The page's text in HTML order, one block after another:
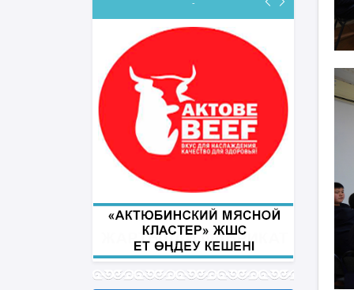
ФИҚҺ ДӘРІСТЕРІ
Нұрбол Смағұлов
""Нұр Ғасыр" облыстық мешітінің
наиб имамы
ТІКЕЛЕЙ ЭФИРДЕ
Аптаның сәрсенбі күндері сағат
21:00 (Ақтөбе уақытымен)
Біздің nur_gasyr Instagram
парақшамызда